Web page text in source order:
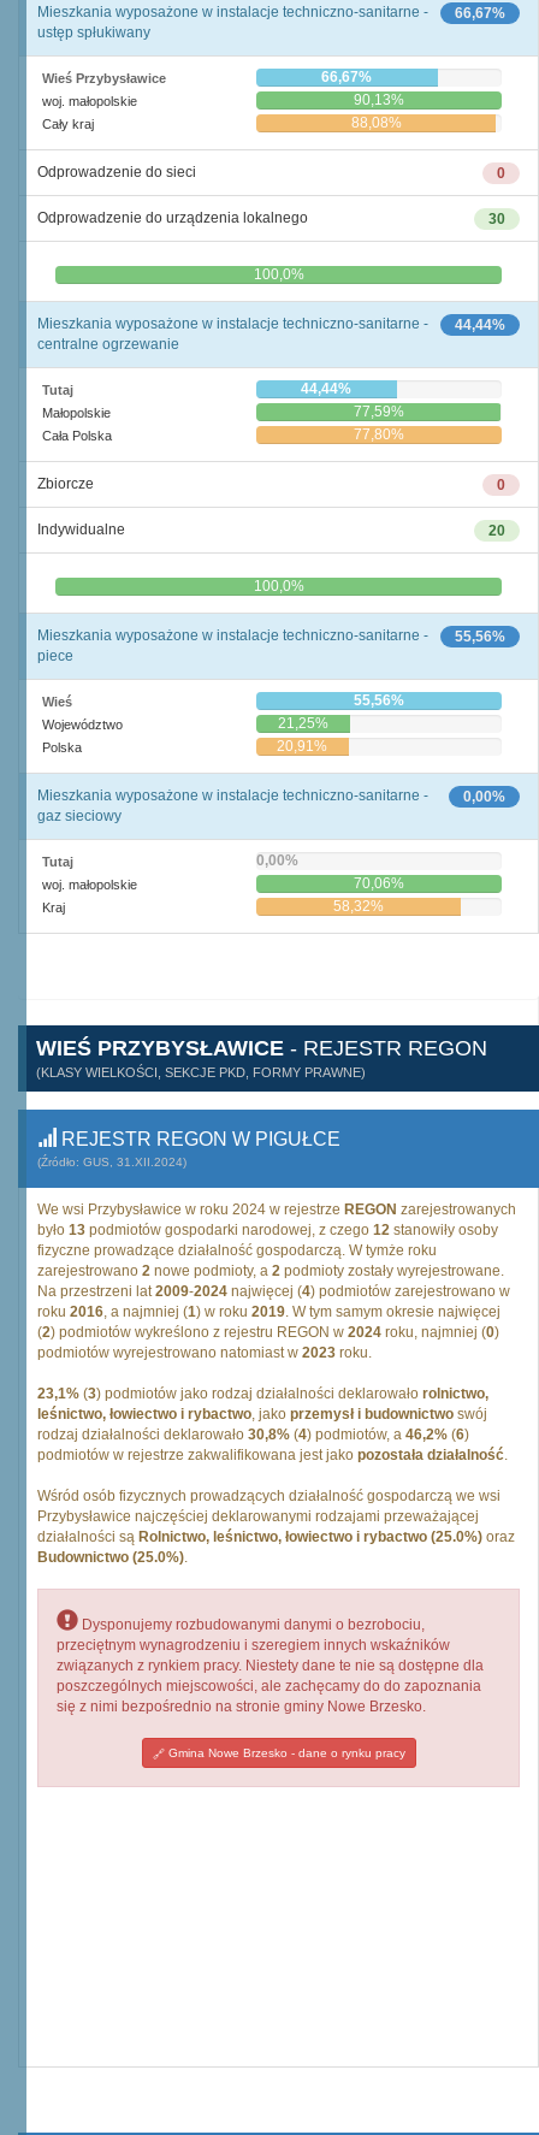
66,67%
Mieszkania wyposażone w instalacje techniczno-sanitarne -
ustęp spłukiwany
Wieś Przybysławice 66,67%
woj. małopolskie 90,13%
Cały kraj 88,08%
0
Odprowadzenie do sieci
30
Odprowadzenie do urządzenia lokalnego
0,0% 100,0%
44,44%
Mieszkania wyposażone w instalacje techniczno-sanitarne -
centralne ogrzewanie
Tutaj 44,44%
Małopolskie 77,59%
Cała Polska 77,80%
0
Zbiorcze
20
Indywidualne
0,0% 100,0%
55,56%
Mieszkania wyposażone w instalacje techniczno-sanitarne -
piece
Wieś 55,56%
Województwo 21,25%
Polska 20,91%
0,00%
Mieszkania wyposażone w instalacje techniczno-sanitarne -
gaz sieciowy
Tutaj 0,00%
woj. małopolskie 70,06%
Kraj 58,32%
WIEŚ PRZYBYSŁAWICE - REJESTR REGON
(KLASY WIELKOŚCI, SEKCJE PKD, FORMY PRAWNE)
REJESTR REGON W PIGUŁCE
(Źródło: GUS, 31.XII.2024)
We wsi Przybysławice w roku 2024 w rejestrze REGON zarejestrowanych
było 13 podmiotów gospodarki narodowej, z czego 12 stanowiły osoby
fizyczne prowadzące działalność gospodarczą. W tymże roku
zarejestrowano 2 nowe podmioty, a 2 podmioty zostały wyrejestrowane.
Na przestrzeni lat2009-2024 najwięcej (4) podmiotów zarejestrowano w
roku 2016, a najmniej (1) w roku 2019. W tym samym okresie najwięcej
(2) podmiotów wykreślono z rejestru REGON w 2024 roku, najmniej (0)
podmiotów wyrejestrowano natomiast w 2023 roku.
23,1% (3) podmiotów jako rodzaj działalności deklarowało rolnictwo,
leśnictwo, łowiectwo i rybactwo, jako przemysł i budownictwo swój
rodzaj działalności deklarowało 30,8% (4) podmiotów, a 46,2% (6)
podmiotów w rejestrze zakwalifikowana jest jako pozostała działalność.
Wśród osób fizycznych prowadzących działalność gospodarczą we wsi
Przybysławice najczęściej deklarowanymi rodzajami przeważającej
działalności są Rolnictwo, leśnictwo, łowiectwo i rybactwo (25.0%) oraz
Budownictwo (25.0%).
Dysponujemy rozbudowanymi danymi o bezrobociu,
przeciętnym wynagrodzeniu i szeregiem innych wskaźników
związanych z rynkiem pracy. Niestety dane te nie są dostępne dla
poszczególnych miejscowości, ale zachęcamy do do zapoznania
się z nimi bezpośrednio na stronie gminy Nowe Brzesko.
Gmina Nowe Brzesko - dane o rynku pracy